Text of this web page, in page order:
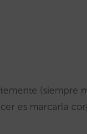
(siempre
es marcarla